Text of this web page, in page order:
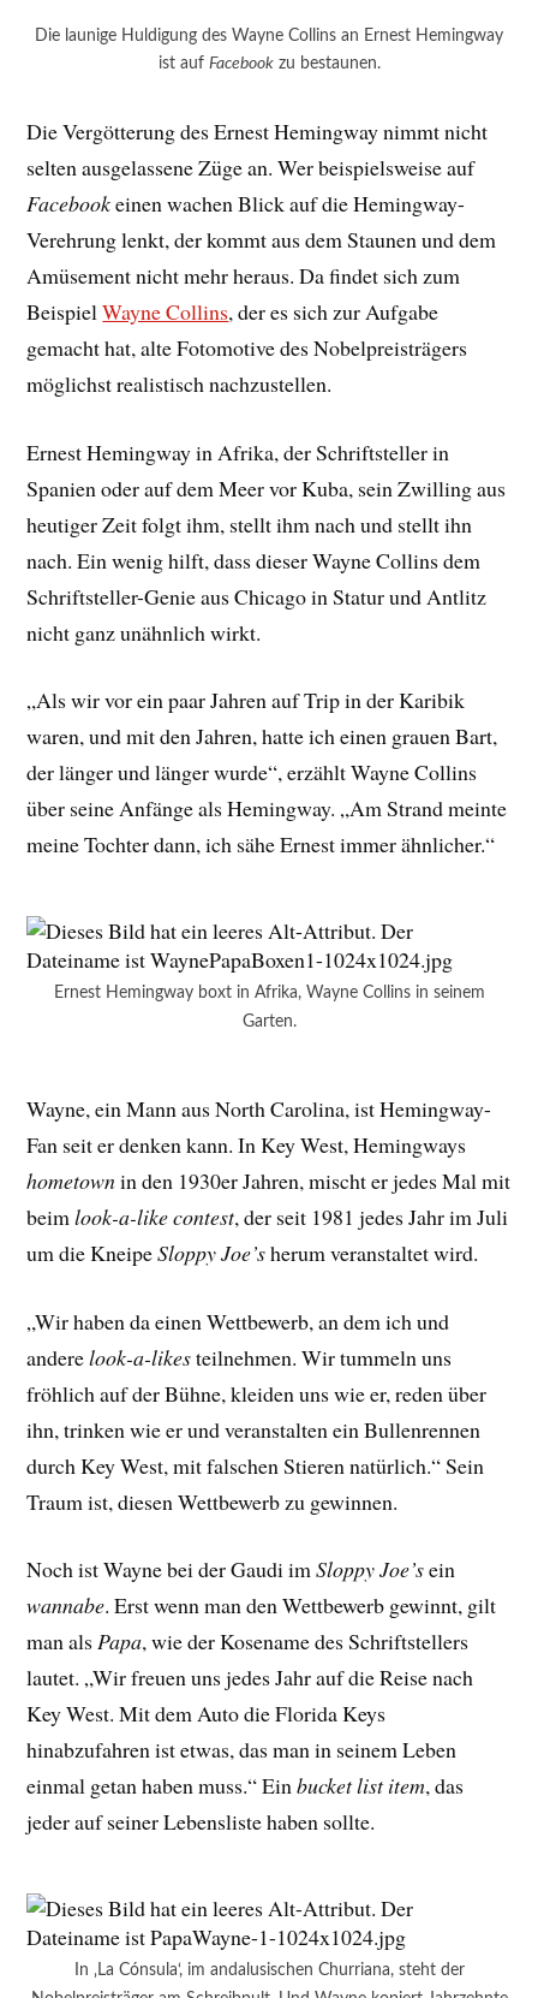
Die launige Huldigung des Wayne Collins an Ernest Hemingway
ist auf Facebookzu bestaunen.
Die Vergötterung des Ernest Hemingway nimmt nicht
selten ausgelassene Züge an. Wer beispielsweise auf
Facebookeinen wachen Blick auf die Hemingway-
Verehrung lenkt, der kommt aus dem Staunen und dem
Amüsement nicht mehr heraus. Da findet sich zum
BeispielWayne Collins, der es sich zur Aufgabe
gemacht hat, alte Fotomotive des Nobelpreisträgers
möglichst realistisch nachzustellen.
Ernest Hemingway in Afrika, der Schriftsteller in
Spanien oder auf dem Meer vor Kuba, sein Zwilling aus
heutiger Zeit folgt ihm, stellt ihm nach und stellt ihn
nach. Ein wenig hilft, dass dieser Wayne Collins dem
Schriftsteller-Genie aus Chicago in Statur und Antlitz
nicht ganz unähnlich wirkt.
„Als wir vor ein paar Jahren auf Trip in der Karibik
waren, und mit den Jahren, hatte ich einen grauen Bart,
der länger und länger wurde“, erzählt Wayne Collins
über seine Anfänge als Hemingway. „Am Strand meinte
meine Tochter dann, ich sähe Ernest immer ähnlicher.“
Ernest Hemingway boxt in Afrika, Wayne Collins in seinem
Garten.
Wayne, ein Mann aus North Carolina, ist Hemingway-
Fan seit er denken kann. In Key West, Hemingways
hometownin den 1930er Jahren, mischt er jedes Mal mit
beimlook-a-like contest, der seit 1981 jedes Jahr im Juli
um die KneipeSloppy Joe’sherum veranstaltet wird.
„Wir haben da einen Wettbewerb, an dem ich und
anderelook-a-likesteilnehmen. Wir tummeln uns
fröhlich auf der Bühne, kleiden uns wie er, reden über
ihn, trinken wie er und veranstalten ein Bullenrennen
durch Key West, mit falschen Stieren natürlich.“ Sein
Traum ist, diesen Wettbewerb zu gewinnen.
Noch ist Wayne bei der Gaudi imSloppy Joe’sein
wannabe. Erst wenn man den Wettbewerb gewinnt, gilt
man alsPapa, wie der Kosename des Schriftstellers
lautet. „Wir freuen uns jedes Jahr auf die Reise nach
Key West. Mit dem Auto die Florida Keys
hinabzufahren ist etwas, das man in seinem Leben
einmal getan haben muss.“ Einbucket list item, das
jeder auf seiner Lebensliste haben sollte.
In ‚La Cónsula‘, im andalusischen Churriana, steht der